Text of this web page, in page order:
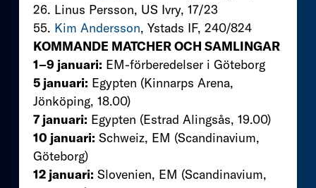
26. Linus Persson, US Ivry, 17/23
55. Kim Andersson, Ystads IF, 240/824
KOMMANDE MATCHER OCH SAMLINGAR
1–9 januari: EM-förberedelser i Göteborg
5 januari: Egypten (Kinnarps Arena,
Jönköping, 18.00)
7 januari: Egypten (Estrad Alingsås, 19.00)
10 januari: Schweiz, EM (Scandinavium,
Göteborg)
12 januari: Slovenien, EM (Scandinavium,